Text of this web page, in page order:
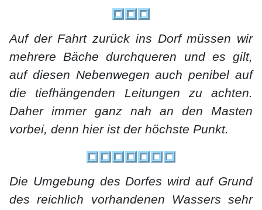
Auf der Fahrt zurück ins Dorf müssen wir
mehrere Bäche durchqueren und es gilt,
auf diesen Nebenwegen auch penibel auf
die tiefhängenden Leitungen zu achten.
Daher immer ganz nah an den Masten
vorbei, denn hier ist der höchste Punkt.
Die Umgebung des Dorfes wird auf Grund
des reichlich vorhandenen Wassers sehr